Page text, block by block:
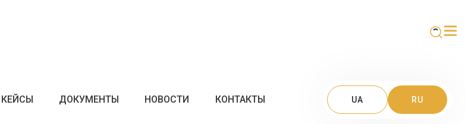
КЕЙСЫ ДОКУМЕНТЫ НОВОСТИ КОНТАКТЫ UA RU